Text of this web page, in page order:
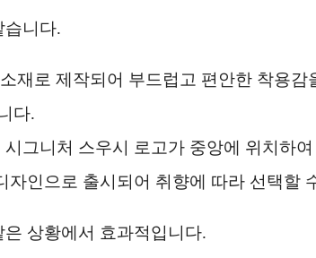
습니다.
재로 제작되어 부드럽고 편안한 착용감
다.
그니처 스우시 로고가 중앙에 위치하
자인으로 출시되어 취향에 따라 선택할
상황에서 효과적입니다.